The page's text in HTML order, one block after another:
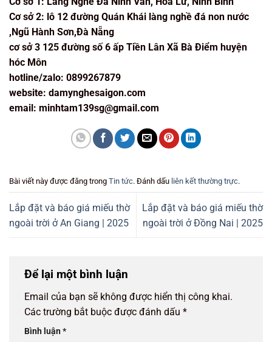
Cơ sở 2: lô 12 đường Quán Khái làng nghề đá non nước
,Ngũ Hành Sơn,Đà Nẵng
cơ sở 3 125 đường số 6 ấp Tiền Lân Xã Bà Điểm huyện
hóc Môn
hotline/zalo: 0899267879
website: damynghesaigon.com
email: minhtam139sg@gmail.com
Bài viết này được đăng trong Tin tức. Đánh dấu liên kết thường trực.
Lắp đặt và báo giá miếu thờ
ngoài trời ở An Giang | 2025
Lắp đặt và báo giá miếu thờ
ngoài trời ở Đồng Nai | 2025
Để lại một bình luận
Email của bạn sẽ không được hiển thị công khai.
Các trường bắt buộc được đánh dấu *
Bình luận*